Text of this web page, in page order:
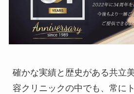
確かな実績と歴史がある共立
容クリニックの中でも、常に